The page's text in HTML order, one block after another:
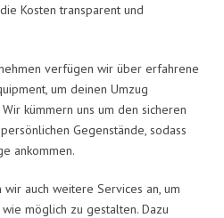
Kosten transparent und
verfügen wir über erfahrene
um deinen Umzug
kümmern uns um den sicheren
Gegenstände, sodass
ankommen.
auch weitere Services an, um
möglich zu gestalten. Dazu